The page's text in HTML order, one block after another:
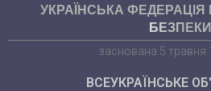
УКРАЇНСЬКА ФЕДЕРАЦІЯ
БЕЗПЕКИ
заснована 5 травня
ВСЕУКРАЇНСЬКЕ